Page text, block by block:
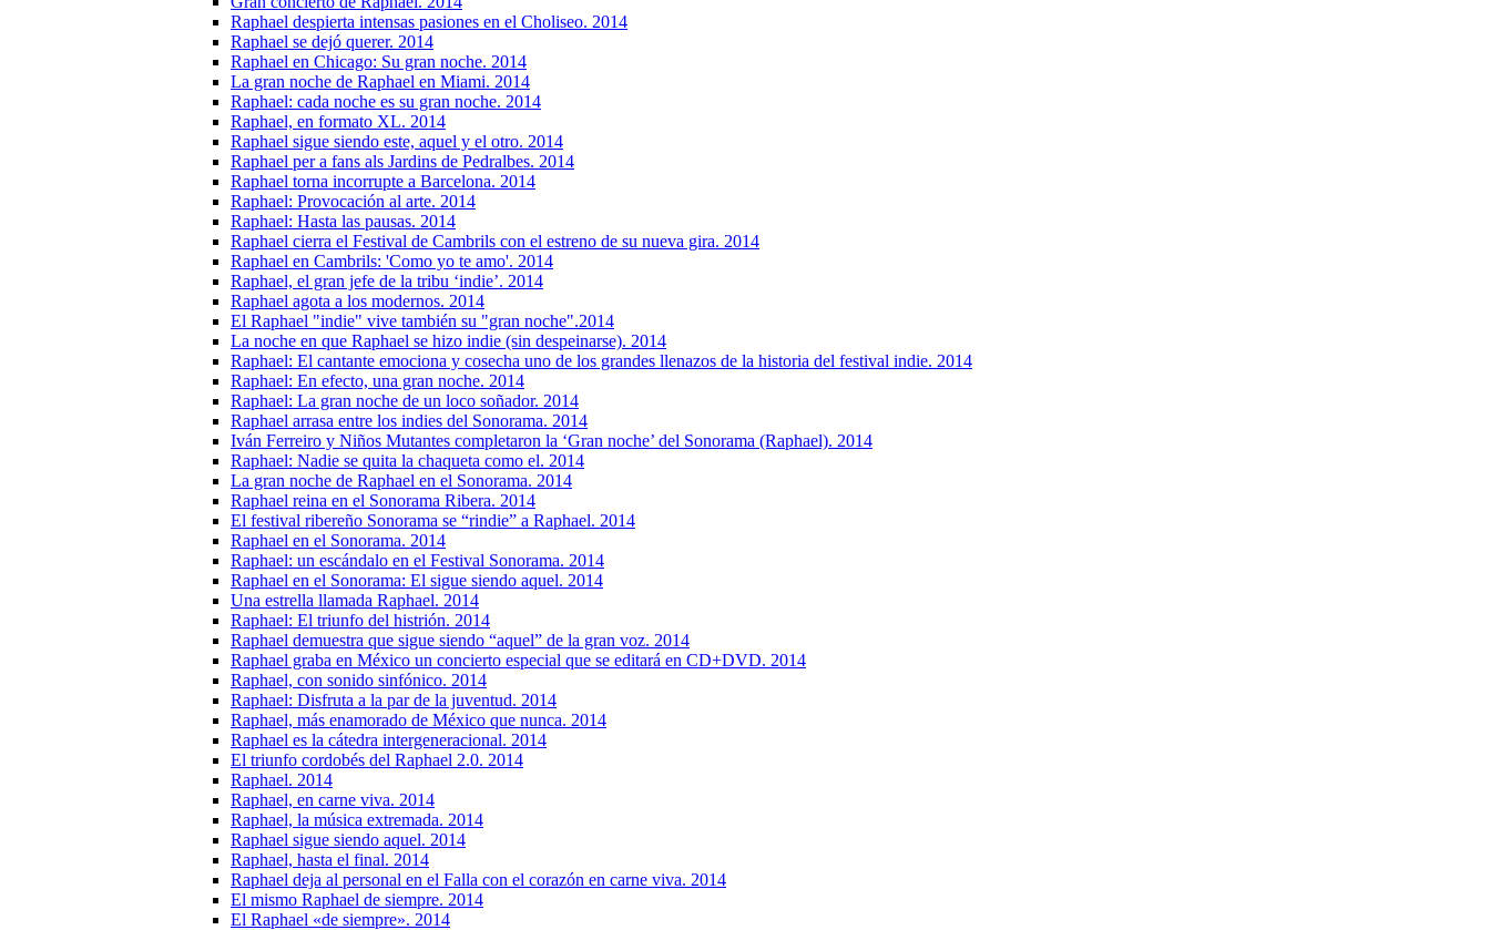
Raphael despierta intensas pasiones en el Choliseo. 2014
Raphael se dejó querer. 2014
Raphael en Chicago: Su gran noche. 2014
La gran noche de Raphael en Miami. 2014
Raphael: cada noche es su gran noche. 2014
Raphael, en formato XL. 2014
Raphael sigue siendo este, aquel y el otro. 2014
Raphael per a fans als Jardins de Pedralbes. 2014
Raphael torna incorrupte a Barcelona. 2014
Raphael: Provocación al arte. 2014
Raphael: Hasta las pausas. 2014
Raphael cierra el Festival de Cambrils con el estreno de su nueva gira. 2014
Raphael en Cambrils: 'Como yo te amo'. 2014
Raphael, el gran jefe de la tribu ‘indie’. 2014
Raphael agota a los modernos. 2014
El Raphael "indie" vive también su "gran noche".2014
La noche en que Raphael se hizo indie (sin despeinarse). 2014
Raphael: El cantante emociona y cosecha uno de los grandes llenazos de la historia del festival indie. 2014
Raphael: En efecto, una gran noche. 2014
Raphael: La gran noche de un loco soñador. 2014
Raphael arrasa entre los indies del Sonorama. 2014
Iván Ferreiro y Niños Mutantes completaron la ‘Gran noche’ del Sonorama (Raphael). 2014
Raphael: Nadie se quita la chaqueta como el. 2014
La gran noche de Raphael en el Sonorama. 2014
Raphael reina en el Sonorama Ribera. 2014
El festival ribereño Sonorama se “rindie” a Raphael. 2014
Raphael en el Sonorama. 2014
Raphael: un escándalo en el Festival Sonorama. 2014
Raphael en el Sonorama: El sigue siendo aquel. 2014
Una estrella llamada Raphael. 2014
Raphael: El triunfo del histrión. 2014
Raphael demuestra que sigue siendo “aquel” de la gran voz. 2014
Raphael graba en México un concierto especial que se editará en CD+DVD. 2014
Raphael, con sonido sinfónico. 2014
Raphael: Disfruta a la par de la juventud. 2014
Raphael, más enamorado de México que nunca. 2014
Raphael es la cátedra intergeneracional. 2014
El triunfo cordobés del Raphael 2.0. 2014
Raphael. 2014
Raphael, en carne viva. 2014
Raphael, la música extremada. 2014
Raphael sigue siendo aquel. 2014
Raphael, hasta el final. 2014
Raphael deja al personal en el Falla con el corazón en carne viva. 2014
El mismo Raphael de siempre. 2014
El Raphael «de siempre». 2014